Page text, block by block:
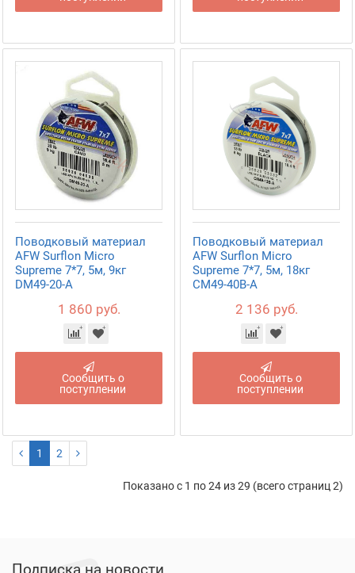
Поводковый материал
AFW Surflon Micro
Supreme 7*7, 5м, 9кг
DM49-20-A
1 860 руб.
Сообщить о
поступлении
Поводковый материал
AFW Surflon Micro
Supreme 7*7, 5м, 18кг
CM49-40B-A
2 136 руб.
Сообщить о
поступлении
1 2
Показано с 1 по 24 из 29 (всего страниц 2)
Подписка на новости